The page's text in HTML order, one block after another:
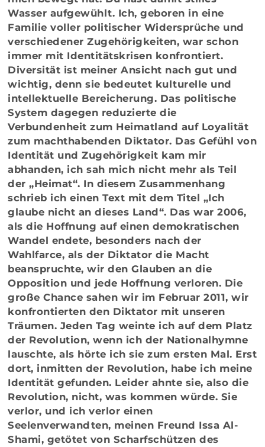
Wasser aufgewühlt. Ich, geboren in eine
Familie voller politischer Widersprüche und
verschiedener Zugehörigkeiten, war schon
immer mit Identitätskrisen konfrontiert.
Diversität ist meiner Ansicht nach gut und
wichtig, denn sie bedeutet kulturelle und
intellektuelle Bereicherung. Das politische
System dagegen reduzierte die
Verbundenheit zum Heimatland auf Loyalität
zum machthabenden Diktator. Das Gefühl von
Identität und Zugehörigkeit kam mir
abhanden, ich sah mich nicht mehr als Teil
der „Heimat“. In diesem Zusammenhang
schrieb ich einen Text mit dem Titel „Ich
glaube nicht an dieses Land“. Das war 2006,
als die Hoffnung auf einen demokratischen
Wandel endete, besonders nach der
Wahlfarce, als der Diktator die Macht
beanspruchte, wir den Glauben an die
Opposition und jede Hoffnung verloren. Die
große Chance sahen wir im Februar 2011, wir
konfrontierten den Diktator mit unseren
Träumen. Jeden Tag weinte ich auf dem Platz
der Revolution, wenn ich der Nationalhymne
lauschte, als hörte ich sie zum ersten Mal. Erst
dort, inmitten der Revolution, habe ich meine
Identität gefunden. Leider ahnte sie, also die
Revolution, nicht, was kommen würde. Sie
verlor, und ich verlor einen
Seelenverwandten, meinen Freund Issa Al-
Shami, getötet von Scharfschützen des